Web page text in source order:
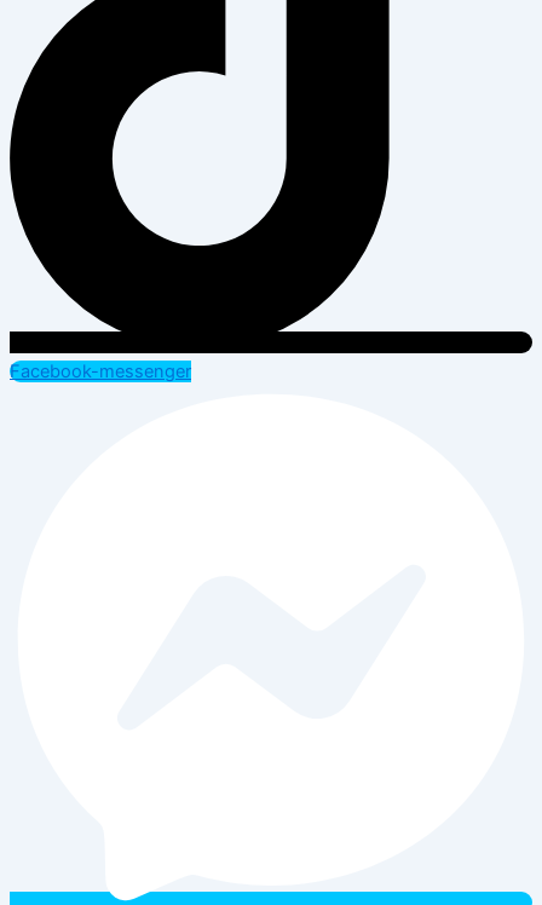
Facebook-messenger